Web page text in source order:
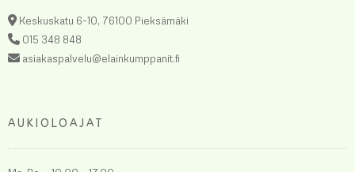
Keskuskatu 6-10, 76100 Pieksämäki
015 348 848
asiakaspalvelu@elainkumppanit.fi
AUKIOLOAJAT